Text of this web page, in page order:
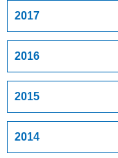
2017
2016
2015
2014